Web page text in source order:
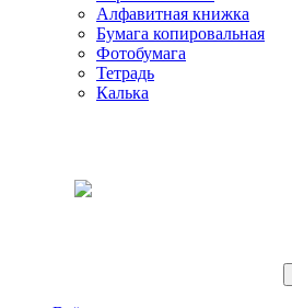
Алфавитная книжка
Бумага копировальная
Фотобумага
Тетрадь
Калька